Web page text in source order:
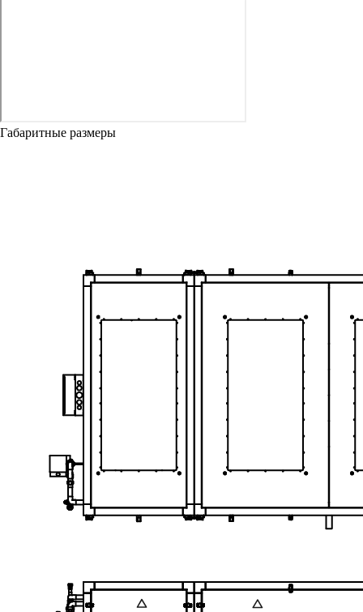
Габаритные размеры